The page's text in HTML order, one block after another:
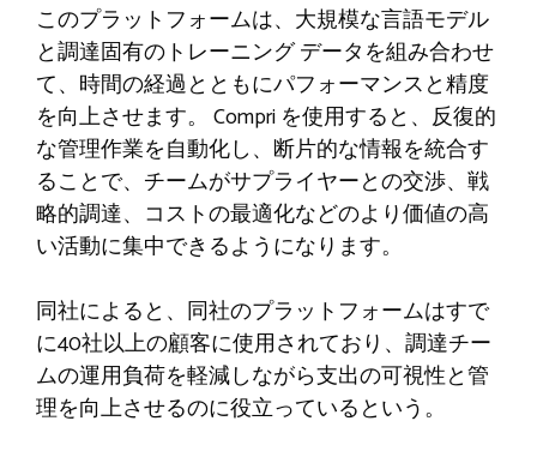
このプラットフォームは、大規模な言語モデル
と調達固有のトレーニング データを組み合わせ
て、時間の経過とともにパフォーマンスと精度
を向上させます。 Compri を使用すると、反復的
な管理作業を自動化し、断片的な情報を統合す
ることで、チームがサプライヤーとの交渉、戦
略的調達、コストの最適化などのより価値の高
い活動に集中できるようになります。
同社によると、同社のプラットフォームはすで
に40社以上の顧客に使用されており、調達チー
ムの運用負荷を軽減しながら支出の可視性と管
理を向上させるのに役立っているという。